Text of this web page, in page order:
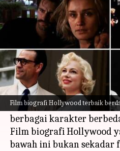
Film biografi Hollywood terbaik
berdasarkan
Bob Dec 08, 2023 12:15
Apa ceritanya
Pernahkah Anda
kehidupan nyata para
menghabiskan seluruh
berbagai karakter
Film biografi Hollywood
bawah ini bukan sekadar